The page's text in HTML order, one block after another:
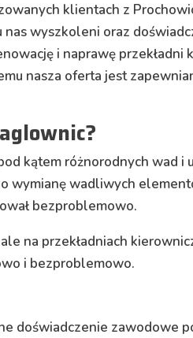
klientach z
wyszkoleni oraz
i naprawę przekładni
nasza oferta jest
kątem różnorodnych wad
wymianę wadliwych
bezproblemowo.
na przekładniach
i bezproblemowo.
doświadczenie zawodowe